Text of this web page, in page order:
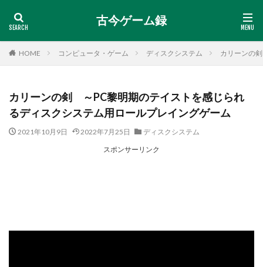
古今ゲーム録
HOME コンピュータ・ゲーム ディスクシステム カリーンの
カリーンの剣 ～PC黎明期のテイストを感じられ
るディスクシステム用ロールプレイングゲーム
2021年10月9日 2022年7月25日
ディスクシステム
スポンサーリンク